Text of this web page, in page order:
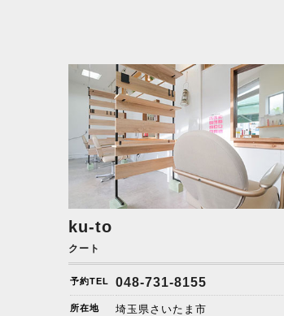
ku-to
クート
予約TEL 048-731-8155
所在地
埼玉県さいたま市